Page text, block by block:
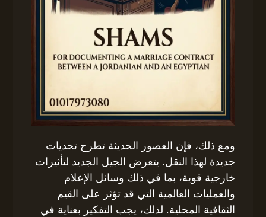
ومع ذلك، فإن العصور الحديثة تطرح تحديات
جديدة لهذا النقل. يتعرض الجيل الجديد لتأثيرات
خارجية قوية، بما في ذلك وسائل الإعلام
والعمليات العالمية التي قد تؤثر على القيم
الثقافية المحلية. لذلك، يجب التفكير بعناية في